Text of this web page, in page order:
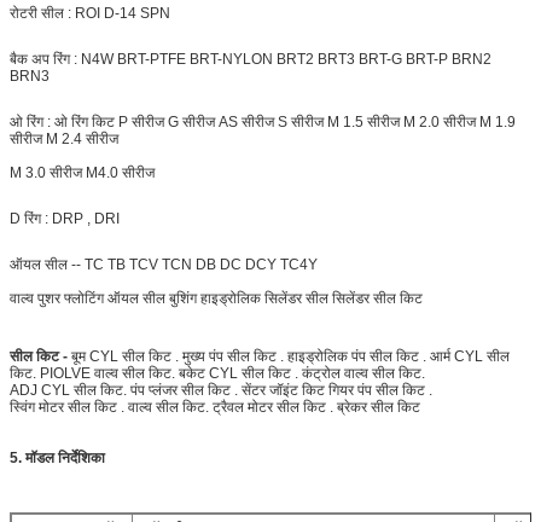
रोटरी सील : ROI D-14 SPN
बैक अप रिंग : N4W BRT-PTFE BRT-NYLON BRT2 BRT3 BRT-G BRT-P BRN2
BRN3
ओ रिंग : ओ रिंग किट P सीरीज G सीरीज AS सीरीज S सीरीज M 1.5 सीरीज M 2.0 सीरीज M 1.9
सीरीज M 2.4 सीरीज
M 3.0 सीरीज M4.0 सीरीज
D रिंग : DRP , DRI
ऑयल सील -- TC TB TCV TCN DB DC DCY TC4Y
वाल्व पुशर फ्लोटिंग ऑयल सील बुशिंग हाइड्रोलिक सिलेंडर सील सिलेंडर सील किट
सील किट - बूम CYL सील किट . मुख्य पंप सील किट . हाइड्रोलिक पंप सील किट . आर्म CYL सील
किट. PIOLVE वाल्व सील किट. बकेट CYL सील किट . कंट्रोल वाल्व सील किट.
ADJ CYL सील किट. पंप प्लंजर सील किट . सेंटर जॉइंट किट गियर पंप सील किट .
स्विंग मोटर सील किट . वाल्व सील किट. ट्रैवल मोटर सील किट . ब्रेकर सील किट
5. मॉडल निर्देशिका